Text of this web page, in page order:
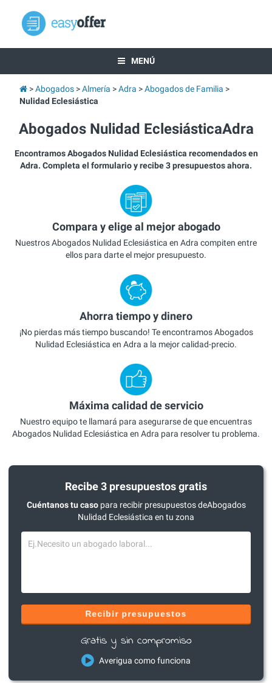
MENÚ
Abogados Almería Adra
Abogados de Familia
Nulidad Eclesiástica
Abogados Nulidad EclesiásticaAdra
Encontramos Abogados Nulidad Eclesiástica recomendados en
Adra. Completa el formulario y recibe 3 presupuestos ahora.
Compara y elige al mejor abogado
Nuestros Abogados Nulidad Eclesiástica en Adra compiten entre
ellos para darte el mejor presupuesto.
Ahorra tiempo y dinero
¡No pierdas más tiempo buscando! Te encontramos Abogados
Nulidad Eclesiástica en Adra a la mejor calidad-precio.
Máxima calidad de servicio
Nuestro equipo te llamará para asegurarse de que encuentras
Abogados Nulidad Eclesiástica en Adra para resolver tu problema.
Recibe 3 presupuestos gratis
Cuéntanos tu casopara recibir presupuestos deAbogados
Nulidad Eclesiástica en tu zona
Recibir presupuestos
Gratis y sin compromiso
Averigua como funciona